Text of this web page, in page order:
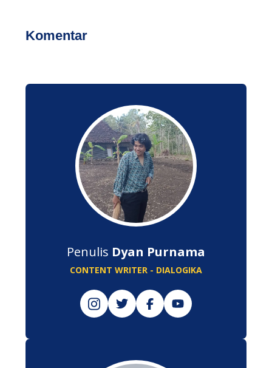
Komentar
Penulis Dyan Purnama
CONTENT WRITER - DIALOGIKA